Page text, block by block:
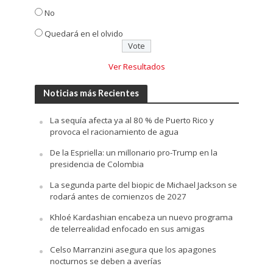
No
Quedará en el olvido
Ver Resultados
Noticias más Recientes
La sequía afecta ya al 80 % de Puerto Rico y
provoca el racionamiento de agua
De la Espriella: un millonario pro-Trump en la
presidencia de Colombia
La segunda parte del biopic de Michael Jackson se
rodará antes de comienzos de 2027
Khloé Kardashian encabeza un nuevo programa
de telerrealidad enfocado en sus amigas
Celso Marranzini asegura que los apagones
nocturnos se deben a averías